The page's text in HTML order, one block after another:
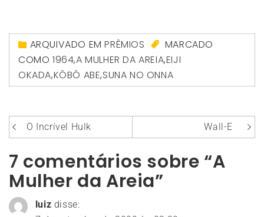
ARQUIVADO EMPRÊMIOS
MARCADO
COMO 1964,A MULHER DA AREIA,EIJI
OKADA,KÔBÔ ABE,SUNA NO ONNA
Navegação
de
Post
O Incrível Hulk Wall-E
7 comentários sobre “A
Mulher da Areia”
luiz disse: